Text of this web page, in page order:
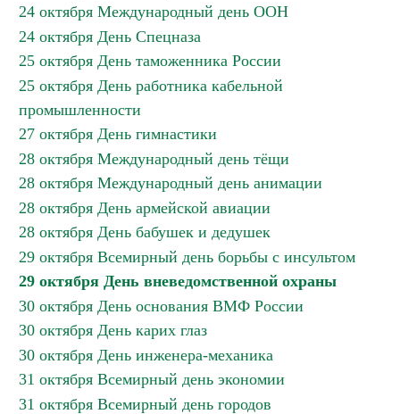
24 октября Международный день ООН
24 октября День Спецназа
25 октября День таможенника России
25 октября День работника кабельной
промышленности
27 октября День гимнастики
28 октября Международный день тёщи
28 октября Международный день анимации
28 октября День армейской авиации
28 октября День бабушек и дедушек
29 октября Всемирный день борьбы с инсультом
29 октября День вневедомственной охраны
30 октября День основания ВМФ России
30 октября День карих глаз
30 октября День инженера-механика
31 октября Всемирный день экономии
31 октября Всемирный день городов